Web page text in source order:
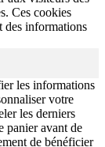
Ces cookies
des informations
les informations
votre
les derniers
panier avant de
de bénéficier